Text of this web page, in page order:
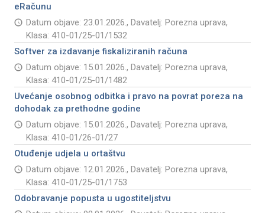
eRačunu
Datum objave: 23.01.2026., Davatelj: Porezna uprava,
Klasa: 410-01/25-01/1532
Softver za izdavanje fiskaliziranih računa
Datum objave: 15.01.2026., Davatelj: Porezna uprava,
Klasa: 410-01/25-01/1482
Uvećanje osobnog odbitka i pravo na povrat poreza na
dohodak za prethodne godine
Datum objave: 15.01.2026., Davatelj: Porezna uprava,
Klasa: 410-01/26-01/27
Otuđenje udjela u ortaštvu
Datum objave: 12.01.2026., Davatelj: Porezna uprava,
Klasa: 410-01/25-01/1753
Odobravanje popusta u ugostiteljstvu